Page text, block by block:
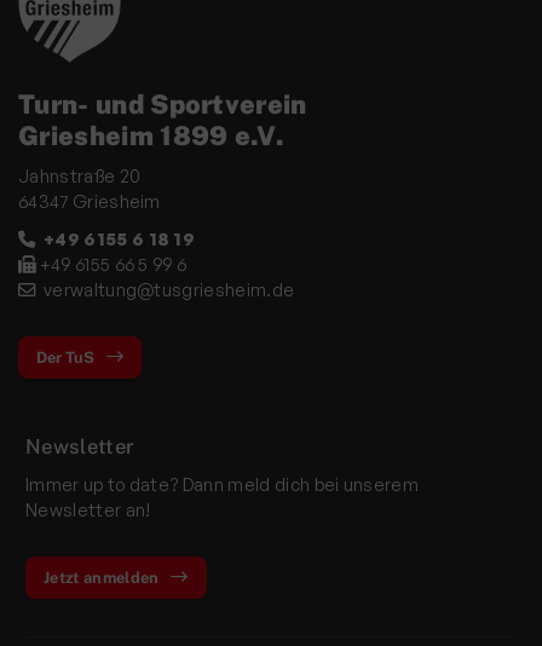
Turn- und Sportverein
Griesheim 1899 e.V.
Jahnstraße 20
64347 Griesheim
+49 6155 6 18 19
+49 6155 66 5 99 6
verwaltung@tusgriesheim.de
Der TuS
Newsletter
Immer up to date? Dann meld dich bei unserem
Newsletter an!
Jetzt anmelden